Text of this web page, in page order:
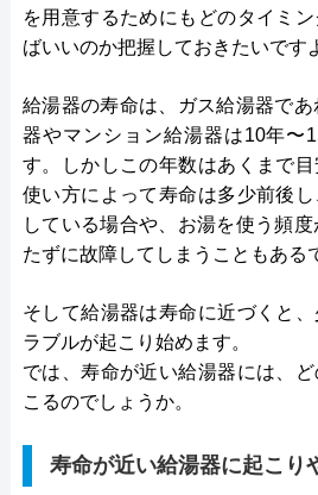
を用意するためにもどのタイミ
ばいいのか把握しておきたいです
給湯器の寿命は、ガス給湯器で
器やマンション給湯器は10年〜
す。しかしこの年数はあくまで
使い方によって寿命は多少前後
している場合や、お湯を使う頻
たずに故障してしまうこともある
そして給湯器は寿命に近づくと
ラブルが起こり始めます。
では、寿命が近い給湯器には、
こるのでしょうか。
寿命が近い給湯器に起こり